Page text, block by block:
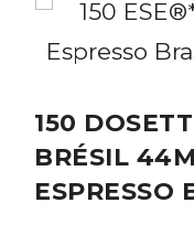
150
BRÉSIL
ESPRESSO